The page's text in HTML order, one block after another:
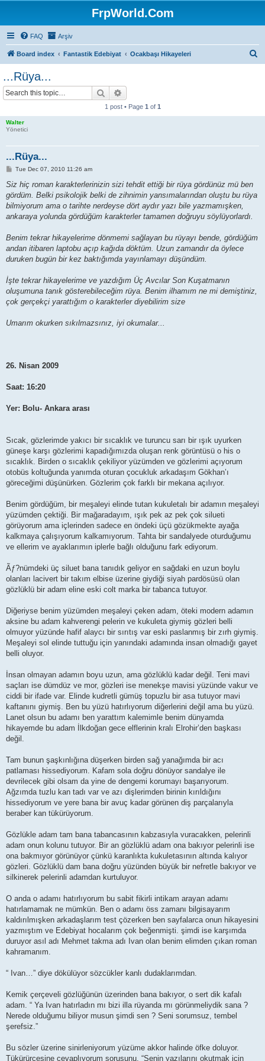
FrpWorld.Com
FAQ Arşiv
Board index Fantastik Edebiyat Ocakbaşı Hikayeleri
...Rüya...
Search
1 post • Page 1 of 1
Walter
Yönetici
...Rüya...
P
s
Tue Dec 07, 2010 11:26 am
Siz hiç roman karakterlerinizin sizi tehdit ettiği bir rüya gördünüz mü ben
gördüm. Belki psikolojik belki de zihnimin yansımalarından oluştu bu rüya
bilmiyorum ama o tarihte nerdeyse dört aydır yazı bile yazmamışken,
ankaraya yolunda gördüğüm karakterler tamamen doğruyu söylüyorlardı.
Benim tekrar hikayelerime dönmemi sağlayan bu rüyayı bende, gördüğüm
andan itibaren laptobu açıp kağıda döktüm. Uzun zamandır da öylece
duruken bugün bir kez baktığımda yayınlamayı düşündüm.
İşte tekrar hikayelerime ve yazdığım Üç Avcılar Son Kuşatmanın
oluşumuna tanık gösterebileceğim rüya. Benim ilhamım ne mi demiştiniz,
çok gerçekçi yarattığım o karakterler diyebilirim size
Umarım okurken sıkılmazsınız, iyi okumalar...
26. Nisan 2009
Saat: 16:20
Yer: Bolu- Ankara arası
Sıcak, gözlerimde yakıcı bir sıcaklık ve turuncu sarı bir ışık uyurken
güneşe karşı gözlerimi kapadığımızda oluşan renk görüntüsü o his o
sıcaklık. Birden o sıcaklık çekiliyor yüzümden ve gözlerimi açıyorum
otobüs koltuğunda yanımda oturan çocukluk arkadaşım Gökhan’ı
göreceğimi düşünürken. Gözlerim çok farklı bir mekana açılıyor.
Benim gördüğüm, bir meşaleyi elinde tutan kukuletalı bir adamın meşaleyi
yüzümden çektiği. Bir mağaradayım, ışık pek az pek çok silueti
görüyorum ama içlerinden sadece en öndeki üçü gözükmekte ayağa
kalkmaya çalışıyorum kalkamıyorum. Tahta bir sandalyede oturduğumu
ve ellerim ve ayaklarımın iplerle bağlı olduğunu fark ediyorum.
Ãƒ?nümdeki üç siluet bana tanıdık geliyor en sağdaki en uzun boylu
olanları lacivert bir takım elbise üzerine giydiği siyah pardösüsü olan
gözlüklü bir adam eline eski colt marka bir tabanca tutuyor.
Diğeriyse benim yüzümden meşaleyi çeken adam, öteki modern adamın
aksine bu adam kahverengi pelerin ve kukuleta giymiş gözleri belli
olmuyor yüzünde hafif alaycı bir sırıtış var eski paslanmış bir zırh giymiş.
Meşaleyi sol elinde tuttuğu için yanındaki adamında insan olmadığı gayet
belli oluyor.
İnsan olmayan adamın boyu uzun, ama gözlüklü kadar değil. Teni mavi
saçları ise dümdüz ve mor, gözleri ise menekşe mavisi yüzünde vakur ve
ciddi bir ifade var. Elinde kudretli gümüş topuzlu bir asa tutuyor mavi
kaftanını giymiş. Ben bu yüzü hatırlıyorum diğerlerini değil ama bu yüzü.
Lanet olsun bu adamı ben yarattım kalemimle benim dünyamda
hikayemde bu adam İlkdoğan gece elflerinin kralı Elrohir’den başkası
değil.
Tam bunun şaşkınlığına düşerken birden sağ yanağımda bir acı
patlaması hissediyorum. Kafam sola doğru dönüyor sandalye ile
devrilecek gibi olsam da yine de dengemi korumayı başarıyorum.
Ağzımda tuzlu kan tadı var ve azı dişlerimden birinin kırıldığını
hissediyorum ve yere bana bir avuç kadar görünen diş parçalarıyla
beraber kan tükürüyorum.
Gözlükle adam tam bana tabancasının kabzasıyla vuracakken, pelerinli
adam onun kolunu tutuyor. Bir an gözlüklü adam ona bakıyor pelerinli ise
ona bakmıyor görünüyor çünkü karanlıkta kukuletasının altında kalıyor
gözleri. Gözlüklü dam bana doğru yüzünden büyük bir nefretle bakıyor ve
silkinerek pelerinli adamdan kurtuluyor.
O anda o adamı hatırlıyorum bu sabit fikirli intikam arayan adamı
hatırlamamak ne mümkün. Ben o adamı öss zamanı bilgisayarım
kaldırılmışken arkadaşlarım test çözerken ben sayfalarca onun hikayesini
yazmıştım ve Edebiyat hocalarım çok beğenmişti. şimdi ise karşımda
duruyor asıl adı Mehmet takma adı Ivan olan benim elimden çıkan roman
kahramanım.
“ Ivan…” diye dökülüyor sözcükler kanlı dudaklarımdan.
Kemik çerçeveli gözlüğünün üzerinden bana bakıyor, o sert dik kafalı
adam. “ Ya Ivan hatırladın mı bizi illa rüyanda mı görünmeliydik sana ?
Nerede olduğumu biliyor musun şimdi sen ? Seni sorumsuz, tembel
şerefsiz.”
Bu sözler üzerine sinirleniyorum yüzüme akkor halinde öfke doluyor.
Tükürürcesine cevaplıyorum sorusunu. “Senin yazılarını okutmak için